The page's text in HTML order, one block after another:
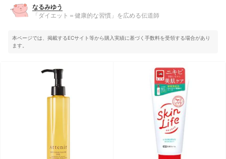
なるみゆう
「ダイエット＝健康的な習慣」を広める伝道師
本ページでは、掲載するECサイト等から購入実績に基づく手数料を受領する場合があり
ます。